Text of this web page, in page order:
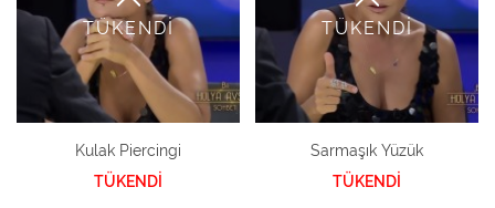
TÜKENDİ
Kulak Piercingi
TÜKENDİ
TÜKENDİ
Sarmaşık Yüzük
TÜKENDİ